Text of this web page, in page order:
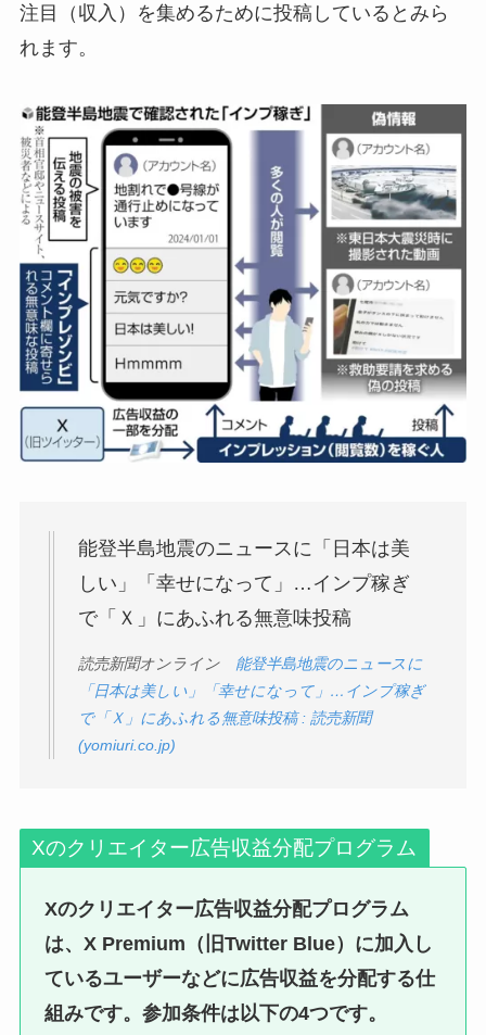
注目（収入）を集めるために投稿しているとみら
れます。
能登半島地震のニュースに「日本は美
しい」「幸せになって」…インプ稼ぎ
で「Ｘ」にあふれる無意味投稿
読売新聞オンライン 能登半島地震のニュースに
「日本は美しい」「幸せになって」…インプ稼ぎ
で「Ｘ」にあふれる無意味投稿 : 読売新聞
(yomiuri.co.jp)
Xのクリエイター広告収益分配プログラム
Xのクリエイター広告収益分配プログラム
は、X Premium（旧Twitter Blue）に加入し
ているユーザーなどに広告収益を分配する仕
組みです。参加条件は以下の4つです。